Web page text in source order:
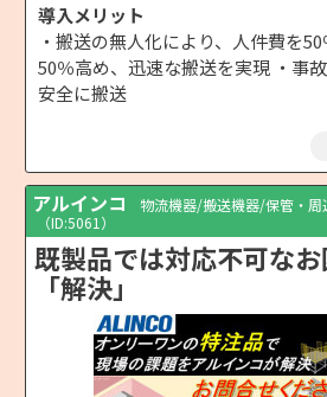
導入メリット
・搬送の無人化により、人件費を
50％高め、迅速な搬送を実現 ・事故
安全に搬送
アルインコ
物流機器/搬送機器/保管・周
（ID:5061）
既製品では対応不可な
「解決」